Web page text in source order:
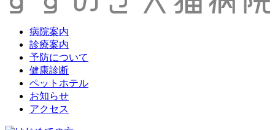
病院案内
診療案内
予防について
健康診断
ペットホテル
お知らせ
アクセス